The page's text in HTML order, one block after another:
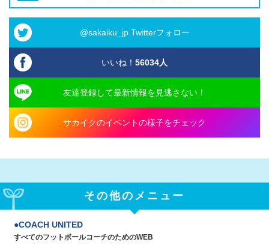
@sakaiku_jp Twitterフォロー
いいね！ 56034人
友達登録して最新情報を見逃さない！
サカイクのイベントの様子をチェック
その他のメニュー
COACH UNITED
すべてのフットボールコーチのためのWEB